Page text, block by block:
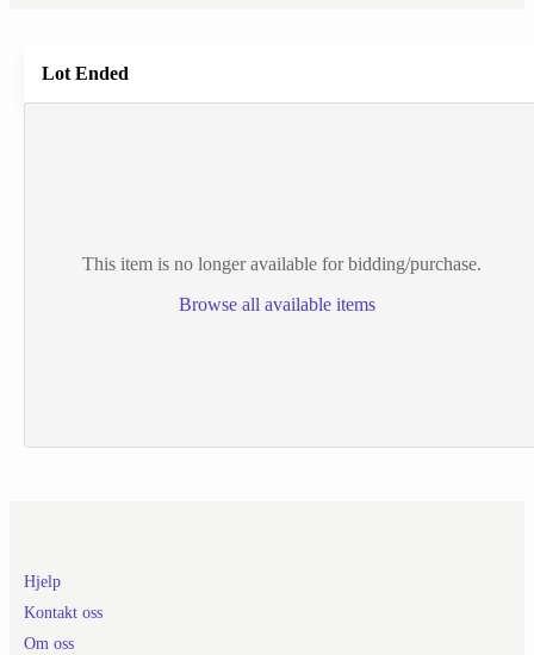
Lot Ended
This item is no longer available for bidding/purchase.
Browse all available items
Hjelp
Kontakt oss
Om oss